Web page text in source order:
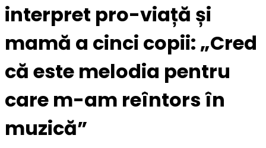
interpret pro-viață și
mamă a cinci copii: „Cred
că este melodia pentru
care m-am reîntors în
muzică”